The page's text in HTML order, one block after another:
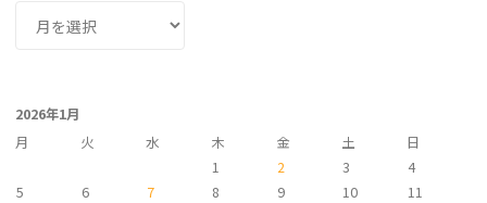
ブ
2026年1月
月
火 水 木 金 土
日
1
2 3
4
5
6 7 8 9 10
11